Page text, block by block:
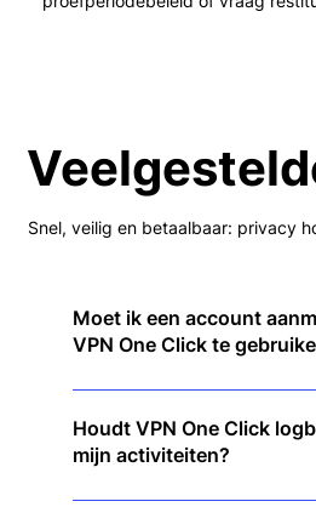
Snel, veilig en betaalbaar: privacy
Moet ik een account
VPN One Click te
Nee! Download gewoon de
verbinding te maken en
Aanmelden is niet nodig.
Houdt VPN One Click
mijn activiteiten?